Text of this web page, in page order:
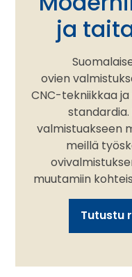
ja
ovien
CNC-tekniikkaa ja
valmistuakseen
meillä
muutamiin
Tutustu